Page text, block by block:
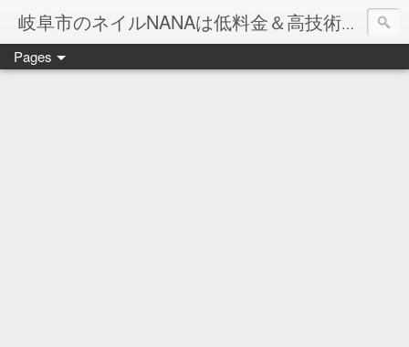
岐阜市のネイルNANAは低料金＆高技術のお店
ネイル岐阜市NANAです♪♪
Pages